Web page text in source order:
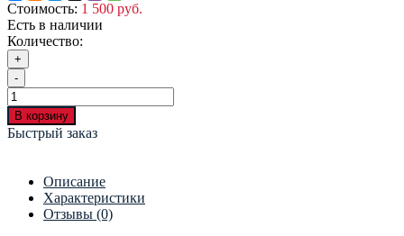
Стоимость: 1 500 руб.
Есть в наличии
Количество:
+
-
В корзину
Быстрый заказ
Описание
Характеристики
Отзывы (0)